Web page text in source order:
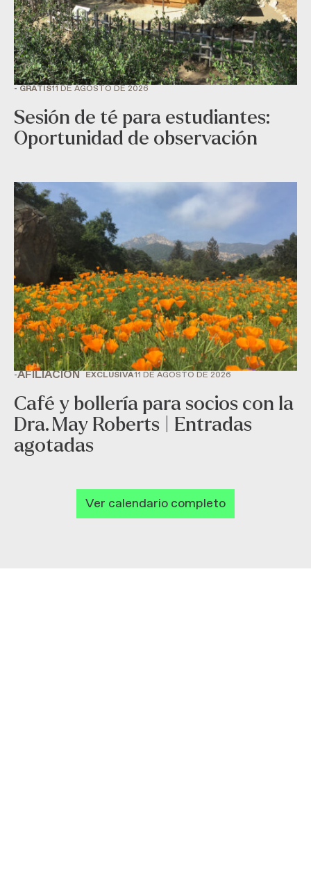
- GRATIS11 DE AGOSTO DE 2026
Sesión de té para estudiantes:
Oportunidad de observación
-AFILIACIÓN EXCLUSIVA11 DE AGOSTO DE 2026
Café y bollería para socios con la
Dra. May Roberts | Entradas
agotadas
Ver calendario completo